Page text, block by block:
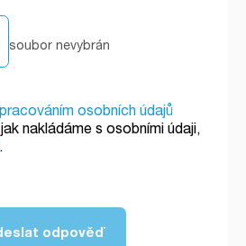
osobních údajů
nakládáme s osobními údaji,
.